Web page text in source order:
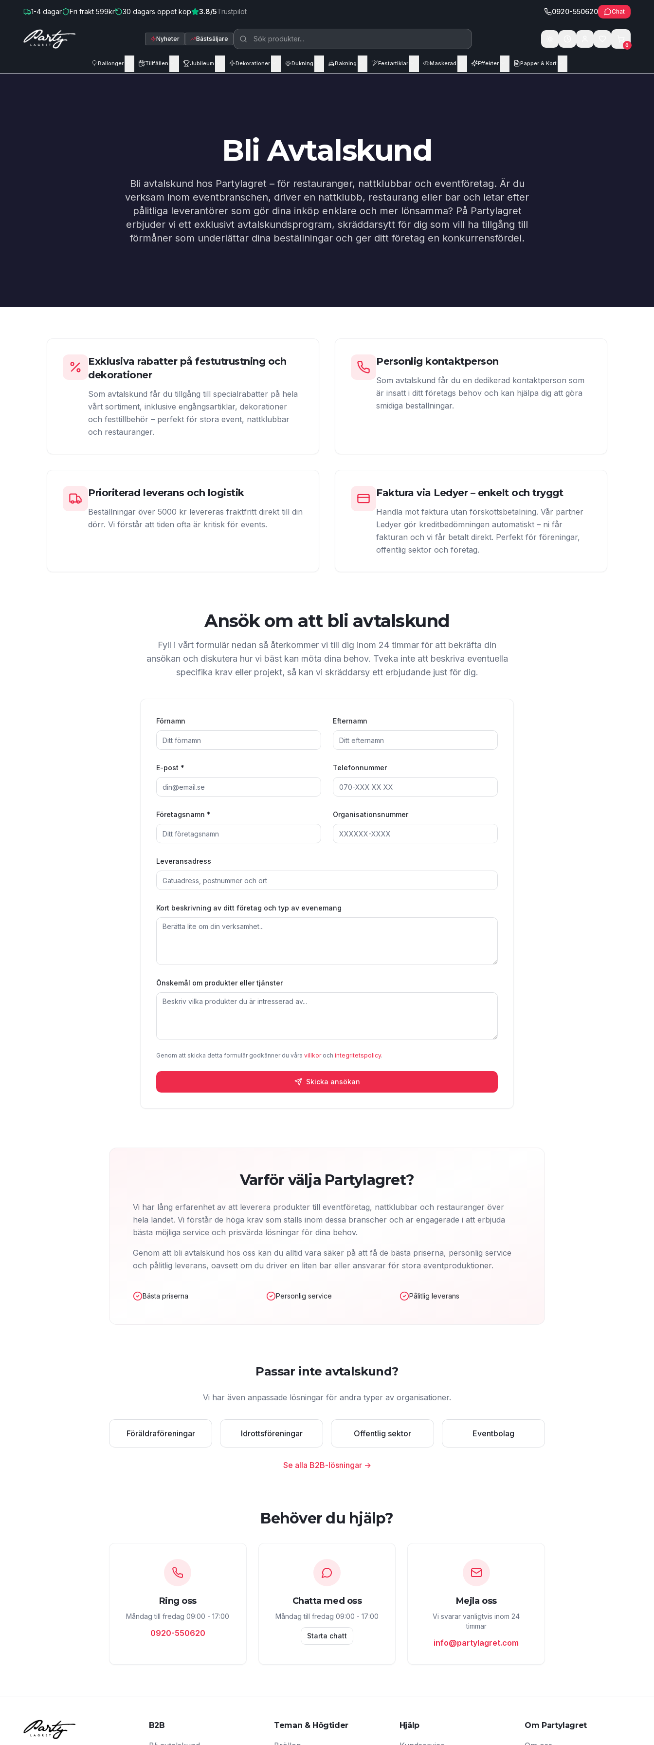
Hoppa till innehåll
1-4 dagar Fri frakt 599kr 30 dagars öppet köp 3.8/5Trustpilot 0920-550620 Chat
Nyheter Bästsäljare Växla tema 0
Ballonger Tillfällen Jubileum Dekorationer Dukning Bakning Festartiklar Maskerad Effekter Papper & Kort
Bli Avtalskund
Bli avtalskund hos Partylagret – för restauranger, nattklubbar och eventföretag. Är du
verksam inom eventbranschen, driver en nattklubb, restaurang eller bar och letar efter
pålitliga leverantörer som gör dina inköp enklare och mer lönsamma? På Partylagret
erbjuder vi ett exklusivt avtalskundsprogram, skräddarsytt för dig som vill ha tillgång till
förmåner som underlättar dina beställningar och ger ditt företag en konkurrensfördel.
Exklusiva rabatter på festutrustning och
dekorationer
Som avtalskund får du tillgång till specialrabatter på hela
vårt sortiment, inklusive engångsartiklar, dekorationer
och festtillbehör – perfekt för stora event, nattklubbar
och restauranger.
Personlig kontaktperson
Som avtalskund får du en dedikerad kontaktperson som
är insatt i ditt företags behov och kan hjälpa dig att göra
smidiga beställningar.
Prioriterad leverans och logistik
Beställningar över 5000 kr levereras fraktfritt direkt till din
dörr. Vi förstår att tiden ofta är kritisk för events.
Faktura via Ledyer – enkelt och tryggt
Handla mot faktura utan förskottsbetalning. Vår partner
Ledyer gör kreditbedömningen automatiskt – ni får
fakturan och vi får betalt direkt. Perfekt för föreningar,
offentlig sektor och företag.
Ansök om att bli avtalskund
Fyll i vårt formulär nedan så återkommer vi till dig inom 24 timmar för att bekräfta din
ansökan och diskutera hur vi bäst kan möta dina behov. Tveka inte att beskriva eventuella
specifika krav eller projekt, så kan vi skräddarsy ett erbjudande just för dig.
Förnamn Efternamn
E-post * Telefonnummer
Företagsnamn * Organisationsnummer
Leveransadress
Kort beskrivning av ditt företag och typ av evenemang
Önskemål om produkter eller tjänster
Genom att skicka detta formulär godkänner du våra villkor och integritetspolicy.
Skicka ansökan
Varför välja Partylagret?
Vi har lång erfarenhet av att leverera produkter till eventföretag, nattklubbar och restauranger över
hela landet. Vi förstår de höga krav som ställs inom dessa branscher och är engagerade i att erbjuda
bästa möjliga service och prisvärda lösningar för dina behov.
Genom att bli avtalskund hos oss kan du alltid vara säker på att få de bästa priserna, personlig service
och pålitlig leverans, oavsett om du driver en liten bar eller ansvarar för stora eventproduktioner.
Bästa priserna Personlig service Pålitlig leverans
Passar inte avtalskund?
Vi har även anpassade lösningar för andra typer av organisationer.
Föräldraföreningar Idrottsföreningar Offentlig sektor Eventbolag
Se alla B2B-lösningar →
Behöver du hjälp?
Ring oss
Måndag till fredag 09:00 - 17:00
0920-550620
Chatta med oss
Måndag till fredag 09:00 - 17:00
Starta chatt
Mejla oss
Vi svarar vanligtvis inom 24
timmar
info@partylagret.com
B2B Teman & Högtider Hjälp Om Partylagret